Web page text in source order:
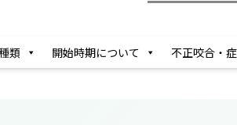
類 開始時期について 不正咬合・